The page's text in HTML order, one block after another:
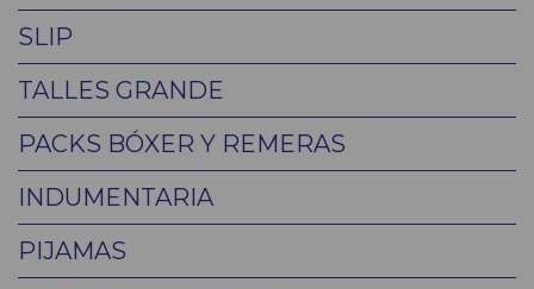
SLIP
TALLES GRANDE
PACKS BÓXER Y REMERAS
INDUMENTARIA
PIJAMAS